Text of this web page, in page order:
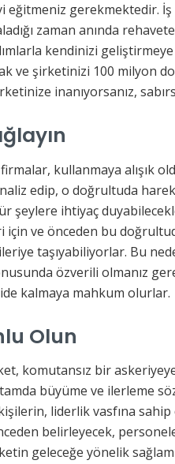
eğitmeniz gerekmektedir.
zaman anında
kendinizi
ve şirketinizi 100 milyon
inanıyorsanız,
kullanmaya alışık
edip, o doğrultuda
şeylere ihtiyaç
ve önceden bu
taşıyabiliyorlar. Bu
özverili olmanız
kalmaya mahkum olurlar.
Olun
komutansız bir
büyüme ve ilerleme
liderlik vasfına sahip
belirleyecek,
geleceğe yönelik